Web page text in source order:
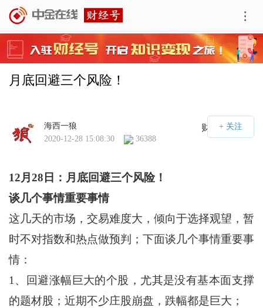
月底回避三个风险！
财经号APP
海西一狼
2020-12-28 15:08:30
36388
12月 28 日：月底回避三个风险！
谈几个事情重要事情
这几天的市场，交易难度大，倾向于选择观望，暂
时不对指数和热点做预判；下面谈几个事情重要事
情：
1、回避涨幅巨大的个股，尤其是没有基本面支撑
的题材股；近期不少庄股崩盘，跌幅都是巨大；